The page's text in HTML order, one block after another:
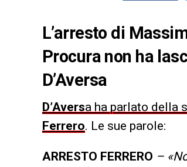
L’arresto di
Procura non ha
D’Aversa
D’Aversa ha parlato della
Ferrero. Le sue parole:
ARRESTO FERRERO –